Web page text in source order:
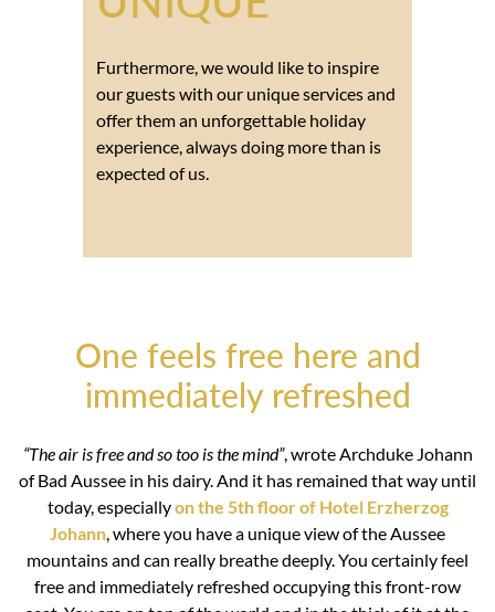
Furthermore, we would like to inspire
our guests with our unique services and
offer them an unforgettable holiday
experience, always doing more than is
expected of us.
One feels free here and
immediately refreshed
“The air is free and so too is the mind”, wrote Archduke Johann
of Bad Aussee in his dairy. And it has remained that way until
today, especiallyon the 5th floor of Hotel Erzherzog
Johann, where you have a unique view of the Aussee
mountains and can really breathe deeply. You certainly feel
free and immediately refreshed occupying this front-row